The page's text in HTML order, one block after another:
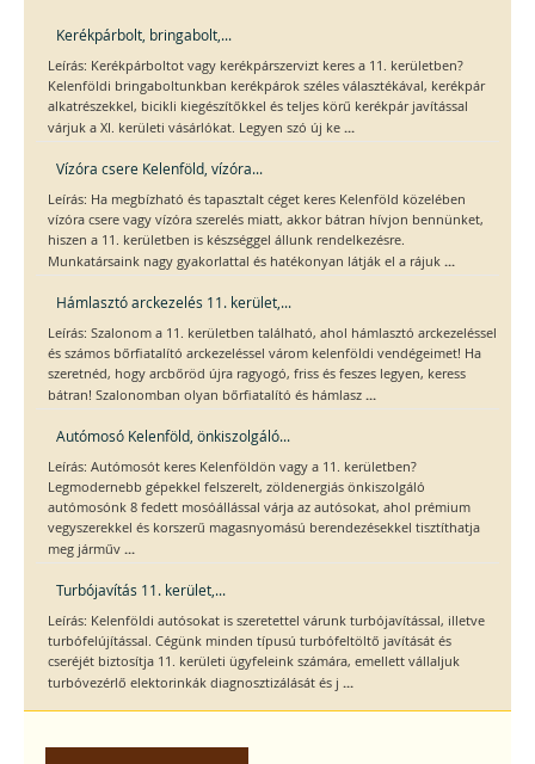
Kerékpárbolt, bringabolt,...
Leírás: Kerékpárboltot vagy kerékpárszervizt keres a 11. kerületben?
Kelenföldi bringaboltunkban kerékpárok széles választékával, kerékpár
alkatrészekkel, bicikli kiegészítőkkel és teljes körű kerékpár javítással
várjuk a XI. kerületi vásárlókat. Legyen szó új ke ...
Vízóra csere Kelenföld, vízóra...
Leírás: Ha megbízható és tapasztalt céget keres Kelenföld közelében
vízóra csere vagy vízóra szerelés miatt, akkor bátran hívjon bennünket,
hiszen a 11. kerületben is készséggel állunk rendelkezésre.
Munkatársaink nagy gyakorlattal és hatékonyan látják el a rájuk ...
Hámlasztó arckezelés 11. kerület,...
Leírás: Szalonom a 11. kerületben található, ahol hámlasztó arckezeléssel
és számos bőrfiatalító arckezeléssel várom kelenföldi vendégeimet! Ha
szeretnéd, hogy arcbőröd újra ragyogó, friss és feszes legyen, keress
bátran! Szalonomban olyan bőrfiatalító és hámlasz ...
Autómosó Kelenföld, önkiszolgáló...
Leírás: Autómosót keres Kelenföldön vagy a 11. kerületben?
Legmodernebb gépekkel felszerelt, zöldenergiás önkiszolgáló
autómosónk 8 fedett mosóállással várja az autósokat, ahol prémium
vegyszerekkel és korszerű magasnyomású berendezésekkel tisztíthatja
meg járműv ...
Turbójavítás 11. kerület,...
Leírás: Kelenföldi autósokat is szeretettel várunk turbójavítással, illetve
turbófelújítással. Cégünk minden típusú turbófeltöltő javítását és
cseréjét biztosítja 11. kerületi ügyfeleink számára, emellett vállaljuk
turbóvezérlő elektorinkák diagnosztizálását és j ...